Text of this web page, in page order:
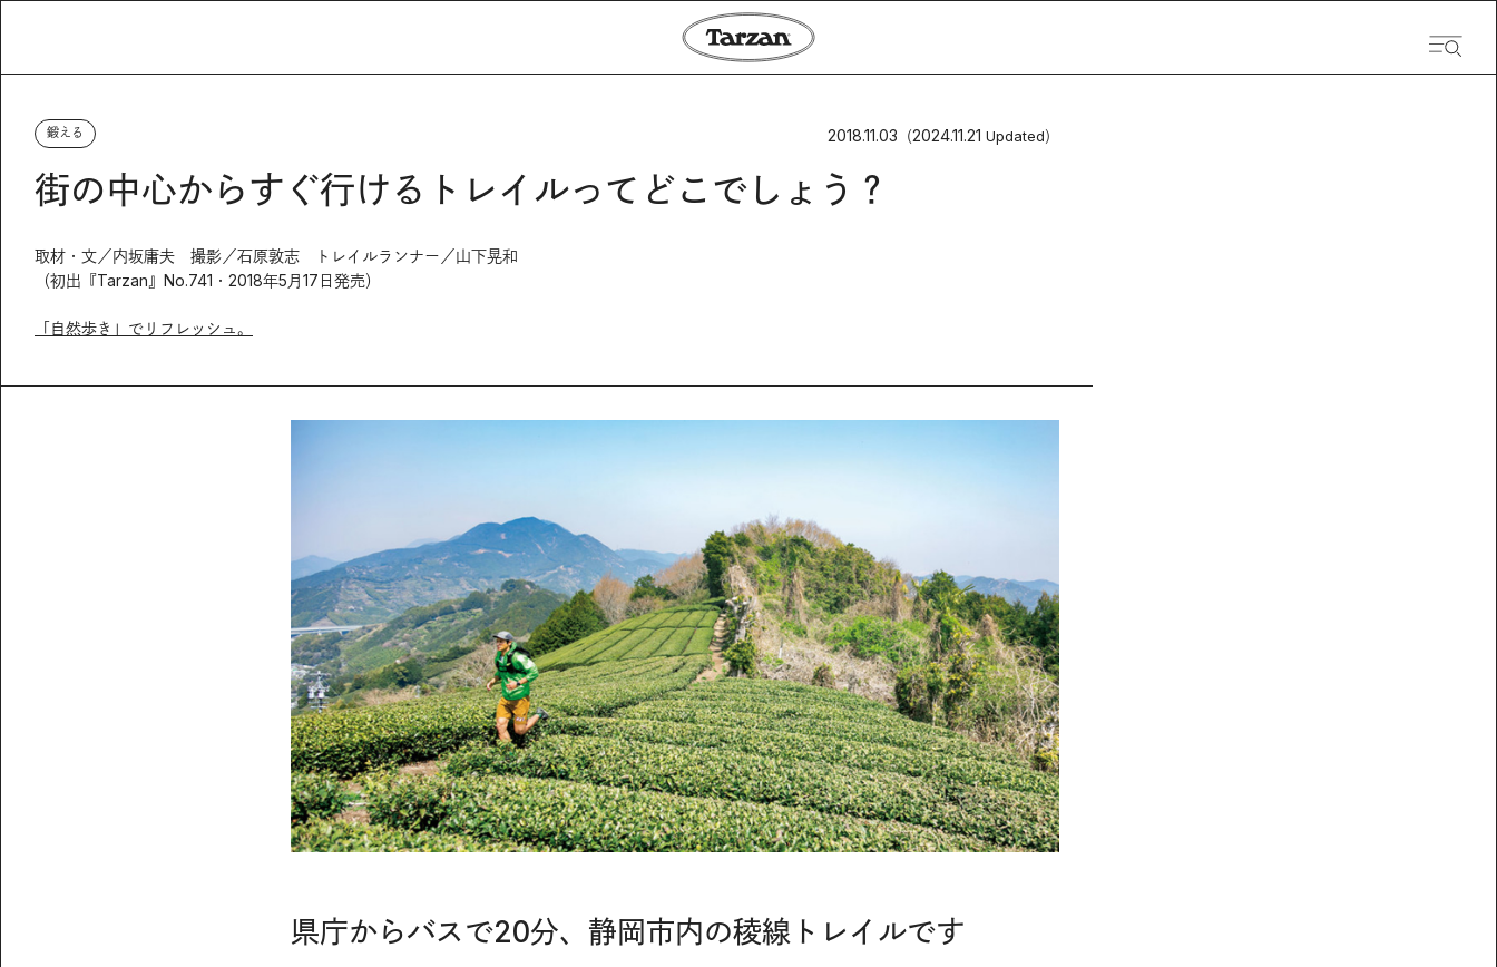
鍛える 2018.11.03 （2024.11.21 Updated）
街の中心からすぐ行けるトレイルってどこでしょう？
取材・文／内坂庸夫 撮影／石原敦志 トレイルランナー／山下晃和
（初出『Tarzan』No.741・2018年5月17日発売）
「自然歩き」でリフレッシュ。
県庁からバスで20分、静岡市内の稜線トレイルです